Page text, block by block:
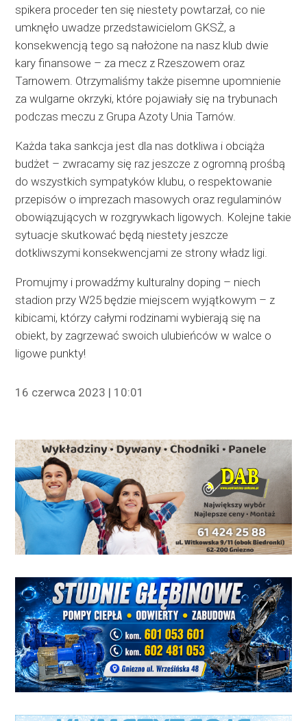
spikera proceder ten się niestety powtarzał, co nie
umknęło uwadze przedstawicielom GKSŻ, a
konsekwencją tego są nałożone na nasz klub dwie
kary finansowe – za mecz z Rzeszowem oraz
Tarnowem. Otrzymaliśmy także pisemne upomnienie
za wulgarne okrzyki, które pojawiały się na trybunach
podczas meczu z Grupa Azoty Unia Tarnów.
Każda taka sankcja jest dla nas dotkliwa i obciąża
budżet – zwracamy się raz jeszcze z ogromną prośbą
do wszystkich sympatyków klubu, o respektowanie
przepisów o imprezach masowych oraz regulaminów
obowiązujących w rozgrywkach ligowych. Kolejne takie
sytuacje skutkować będą niestety jeszcze
dotkliwszymi konsekwencjami ze strony władz ligi.
Promujmy i prowadźmy kulturalny doping – niech
stadion przy W25 będzie miejscem wyjątkowym – z
kibicami, którzy całymi rodzinami wybierają się na
obiekt, by zagrzewać swoich ulubieńców w walce o
ligowe punkty!
16 czerwca 2023 | 10:01